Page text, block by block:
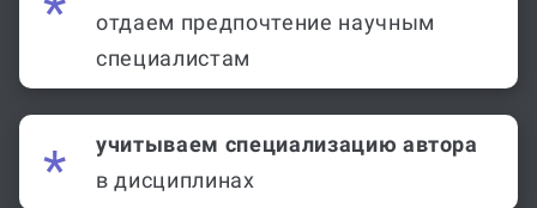
отдаем предпочтение научным
специалистам
учитываем специализацию автора
в дисциплинах